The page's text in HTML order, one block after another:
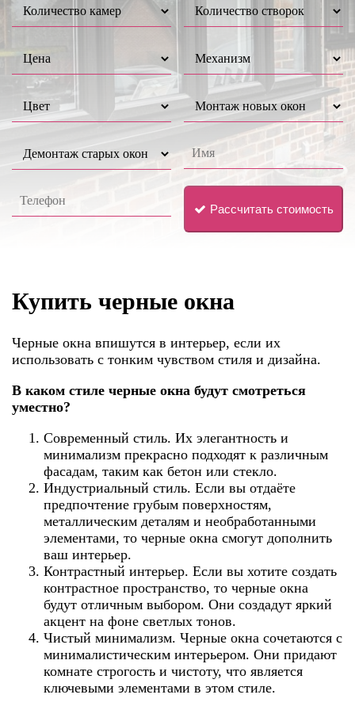
Рассчитать стоимость
Купить черные окна
Черные окна впишутся в интерьер, если их
использовать с тонким чувством стиля и дизайна.
В каком стиле черные окна будут смотреться
уместно?
Современный стиль. Их элегантность и
минимализм прекрасно подходят к различным
фасадам, таким как бетон или стекло.
Индустриальный стиль. Если вы отдаёте
предпочтение грубым поверхностям,
металлическим деталям и необработанными
элементами, то черные окна смогут дополнить
ваш интерьер.
Контрастный интерьер. Если вы хотите создать
контрастное пространство, то черные окна
будут отличным выбором. Они создадут яркий
акцент на фоне светлых тонов.
Чистый минимализм. Черные окна сочетаются с
минималистическим интерьером. Они придают
комнате строгость и чистоту, что является
ключевыми элементами в этом стиле.